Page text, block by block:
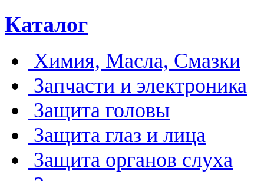
Каталог
Химия, Масла, Смазки
Запчасти и электроника
Защита головы
Защита глаз и лица
Защита органов слуха